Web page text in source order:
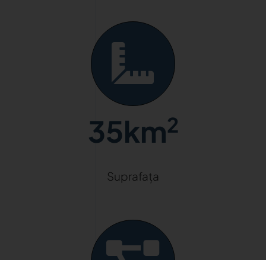
35km2
Suprafața